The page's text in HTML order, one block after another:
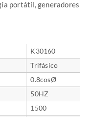
portátil, generadores
K30160
Trifásico
0.8cosØ
50HZ
1500